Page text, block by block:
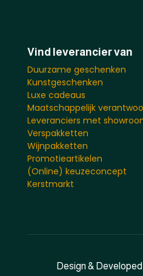
Vind leverancier van
Duurzame geschenken
Kunstgeschenken
Luxe cadeaus
Maatschappelijk
Leveranciers met
Verspakketten
Wijnpakketten
Promotieartikelen
(Online) keuzeconcept
Kerstmarkt
Design &